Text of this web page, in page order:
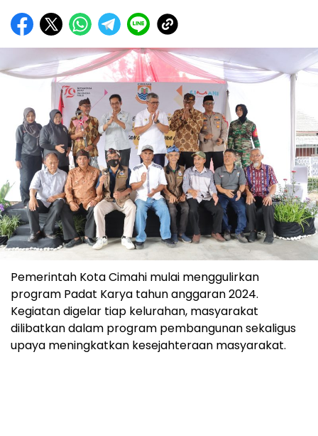
Pemerintah Kota Cimahi mulai menggulirkan
program Padat Karya tahun anggaran 2024.
Kegiatan digelar tiap kelurahan, masyarakat
dilibatkan dalam program pembangunan sekaligus
upaya meningkatkan kesejahteraan masyarakat.